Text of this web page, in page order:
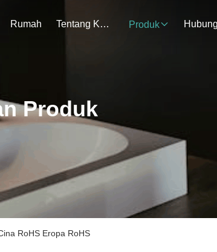
Rumah Tentang Kami Produk
Produk
RoHS Eropa RoHS